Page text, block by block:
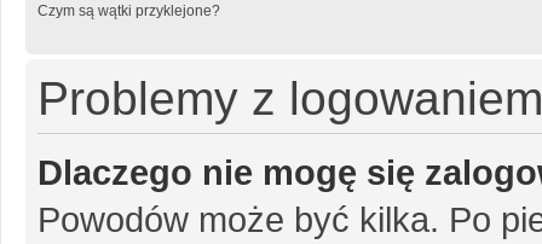
Czym są wątki przyklejone?
Problemy z
Dlaczego nie mogę się
Powodów może być kilka. Po